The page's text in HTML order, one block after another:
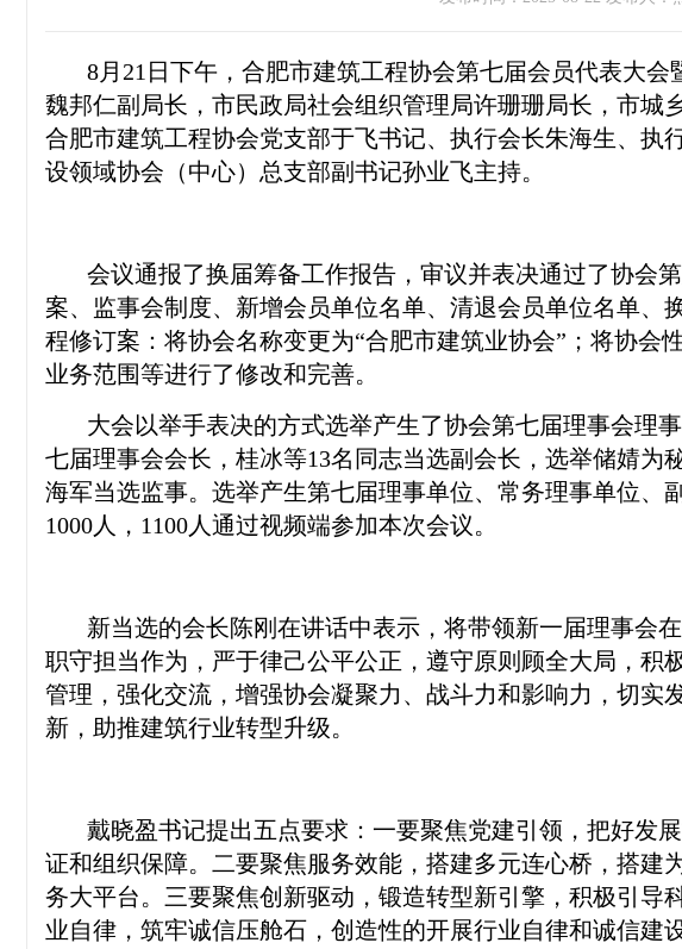
8月21日下午，合肥市建筑工程协会第七届会员代表大会
魏邦仁副局长，市民政局社会组织管理局许珊珊局长，市城
合肥市建筑工程协会党支部于飞书记、执行会长朱海生、执
设领域协会（中心）总支部副书记孙业飞主持。
会议通报了换届筹备工作报告，审议并表决通过了协会
案、监事会制度、新增会员单位名单、清退会员单位名单、
程修订案：将协会名称变更为“合肥市建筑业协会”；将协会
业务范围等进行了修改和完善。
大会以举手表决的方式选举产生了协会第七届理事会理
七届理事会会长，桂冰等13名同志当选副会长，选举储婧为
海军当选监事。选举产生第七届理事单位、常务理事单位、
1000人，1100人通过视频端参加本次会议。
新当选的会长陈刚在讲话中表示，将带领新一届理事会
职守担当作为，严于律己公平公正，遵守原则顾全大局，积
管理，强化交流，增强协会凝聚力、战斗力和影响力，切实
新，助推建筑行业转型升级。
戴晓盈书记提出五点要求：一要聚焦党建引领，把好发
证和组织保障。二要聚焦服务效能，搭建多元连心桥，搭建
务大平台。三要聚焦创新驱动，锻造转型新引擎，积极引导
业自律，筑牢诚信压舱石，创造性的开展行业自律和诚信建